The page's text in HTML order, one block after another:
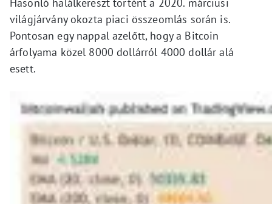
Hasonló halálkereszt történt a 2020. márciusi
világjárvány okozta piaci összeomlás során is.
Pontosan egy nappal azelőtt, hogy a Bitcoin
árfolyama közel 8000 dollárról 4000 dollár alá
esett.